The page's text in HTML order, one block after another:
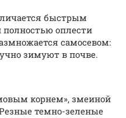
быстрым
полностью оплести
самосевом:
зимуют в почве.
корнем», змеиной
темно-зеленые